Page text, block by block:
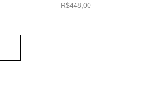
R$448,00